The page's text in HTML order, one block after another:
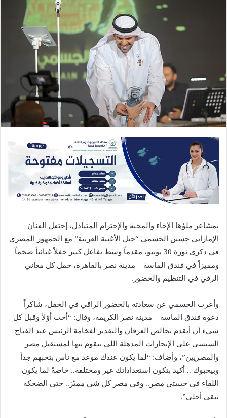
بمشاعر ملؤها الإخاء والمحبة والإحترام المتبادل، إحتفل الفنان
الإماراتي حسين الجسمي “جبل الأغنية العربية” مع الجمهور المصري
في ذكرى ثورة 30 يونيو، مقدماً وسط تفاعل كبير حفلاً غنائياً ضخماً
ومميزاً في فندق الماسة – مدينة نصر بالقاهرة، حمل كل معاني
الرقي في التنظيم والحضور.
وأعرب الجسمي عن سعادته بالحضور الراقي في الحفل، شاكراً
دعوة فندق الماسة – مدينة نصر الكريمة، وقال: “أحب أوّلاً وقبل كل
شيء أن أتقدم بخالص العرفان والتقدير لفخامة الرئيس عبد الفتاح
السيسي على الإنجازات المذهلة اللي بيقوم بيها لمستقبل مصر
والمصريين”، وأضاف: “لما يكون عندك موعد مع ناس بتحبهم جداً
وبيحبوك .. أكيد بتكون استعداداتك غير ومختلفة.. خاصةً لما يكون
اللقاء في حبيبتي مصر.. وفي مصر كل شي مميّز.. حتى الضحكة
تبقى أحلى”.